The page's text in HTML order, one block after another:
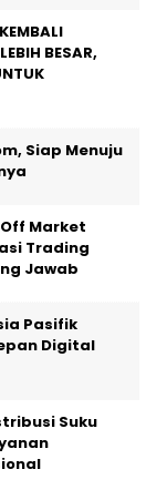
BESAR,
Siap Menuju
Market
Trading
Jawab
Pasifik
Digital
Suku